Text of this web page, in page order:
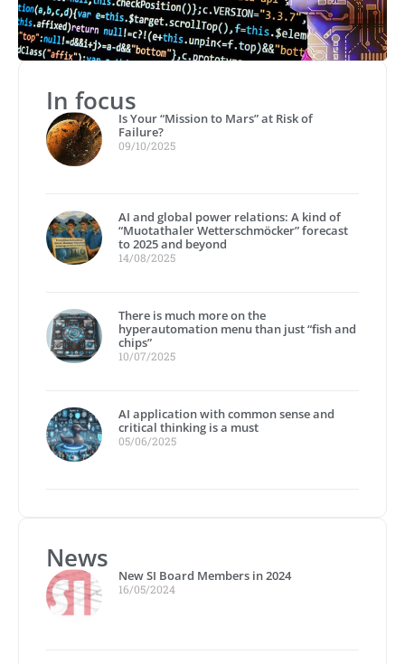
In focus
Is Your “Mission to Mars” at Risk of
Failure?
09/10/2025
AI and global power relations: A kind of
“Muotathaler Wetterschmöcker” forecast
to 2025 and beyond
14/08/2025
There is much more on the
hyperautomation menu than just “fish and
chips”
10/07/2025
AI application with common sense and
critical thinking is a must
05/06/2025
News
New SI Board Members in 2024
16/05/2024